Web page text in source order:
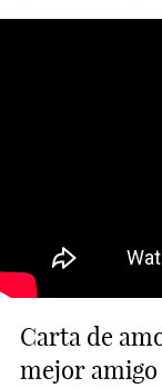
Carta de
mejor amigo